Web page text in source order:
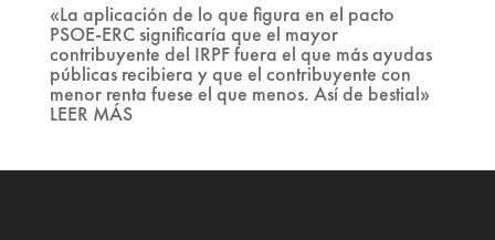
«La aplicación de lo que figura en el pacto
PSOE-ERC significaría que el mayor
contribuyente del IRPF fuera el que más ayudas
públicas recibiera y que el contribuyente con
menor renta fuese el que menos. Así de bestial»
LEER MÁS